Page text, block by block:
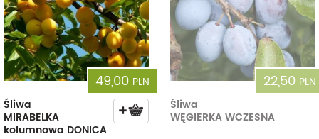
49,00 PLN
Śliwa
MIRABELKA
kolumnowa DONICA
22,50 PLN
Śliwa
WĘGIERKA WCZESNA